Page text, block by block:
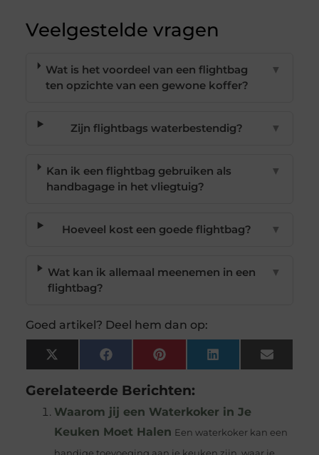
Veelgestelde vragen
Wat is het voordeel van een flightbag
ten opzichte van een gewone koffer?
▼
Zijn flightbags waterbestendig? ▼
Kan ik een flightbag gebruiken als
handbagage in het vliegtuig?
▼
Hoeveel kost een goede flightbag? ▼
Wat kan ik allemaal meenemen in een
flightbag?
▼
Goed artikel? Deel hem dan op:
X
(Twitter)
FacebookPinterest LinkedIn Email
Gerelateerde Berichten:
Waarom jij een Waterkoker in Je
Keuken Moet Halen Een waterkoker kan een